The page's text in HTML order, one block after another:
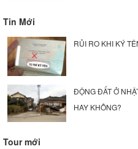
Tin Mới
RỦI RO KHI KÝ
ĐỘNG ĐẤT Ở
HAY KHÔNG?
Tour mới